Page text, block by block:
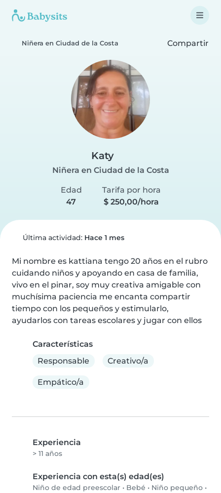
Niñera en Ciudad de la Costa Compartir
Katy
Niñera en Ciudad de la Costa
Edad
47
Tarifa por hora
$ 250,00/hora
Última actividad: Hace 1 mes
Mi nombre es kattiana tengo 20 años en el rubro
cuidando niños y apoyando en casa de familia,
vivo en el pinar, soy muy creativa amigable con
muchísima paciencia me encanta compartir
tiempo con los pequeños y estimularlo,
ayudarlos con tareas escolares y jugar con ellos
Características
Responsable
Creativo/a
Empático/a
Experiencia
> 11 años
Experiencia con esta(s) edad(es)
Niño de edad preescolar • Bebé • Niño pequeño •